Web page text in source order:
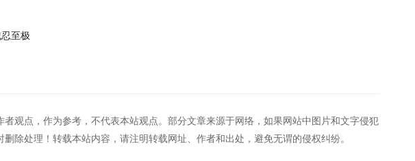
至极
者观点，作为参考，不代表本站观点。部分文章来源于网络，如果网站中图片和文字侵犯
除处理！转载本站内容，请注明转载网址、作者和出处，避免无谓的侵权纠纷。